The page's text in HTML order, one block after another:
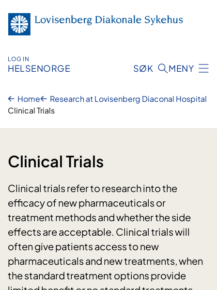
content
LOG IN
HELSENORGE SØK MENY
Home
Research at Lovisenberg Diaconal Hospital
Clinical Trials
Clinical Trials
Clinical trials refer to research into the
efficacy of new pharmaceuticals or
treatment methods and whether the side
effects are acceptable. Clinical trials will
often give patients access to new
pharmaceuticals and new treatments, when
the standard treatment options provide